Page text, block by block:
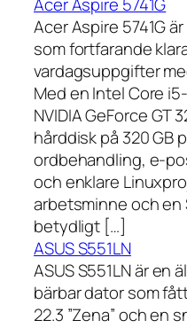
Acer Aspire 5741G
Acer Aspire 5741G
som fortfarande
vardagsuppgifter
Med en Intel Core
NVIDIA GeForce GT
hårddisk på 320 GB
ordbehandling, e-
och enklare
arbetsminne och en
betydligt […]
ASUS S551LN
ASUS S551LN är en
bärbar dator som
22.3 ”Zena” och en